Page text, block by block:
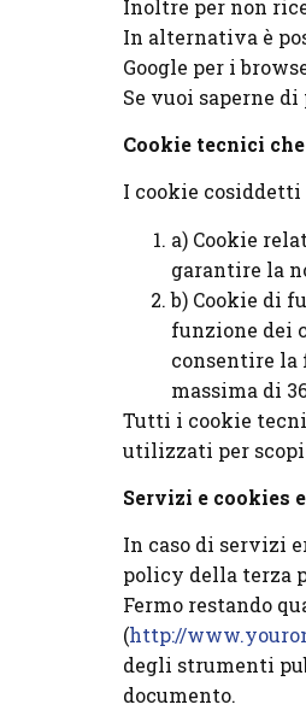
Inoltre per non
In alternativa è
Google per i
Se vuoi saperne
Cookie tecnici
I cookie cosiddetti
a) Cookie
garantire la
b) Cookie di
funzione dei
consentire la
massima di
Tutti i cookie
utilizzati per
Servizi e cookies
In caso di servizi
policy della terza
Fermo restando
(http://
degli strumenti
documento.